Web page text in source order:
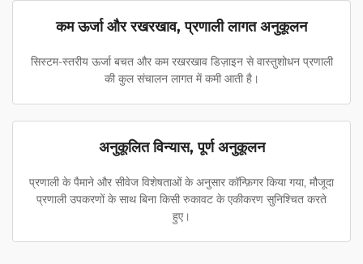
कम ऊर्जा और रखरखाव, प्रणाली लागत अनुकूलन
सिस्टम-स्तरीय ऊर्जा बचत और कम रखरखाव डिज़ाइन से वास्तुशोधन प्रणाली
की कुल संचालन लागत में कमी आती है।
अनुकूलित विन्यास, पूर्ण अनुकूलन
प्रणाली के पैमाने और सीवेज विशेषताओं के अनुसार कॉन्फ़िगर किया गया, मौजूदा
प्रणाली उपकरणों के साथ बिना किसी रुकावट के एकीकरण सुनिश्चित करते
हुए।